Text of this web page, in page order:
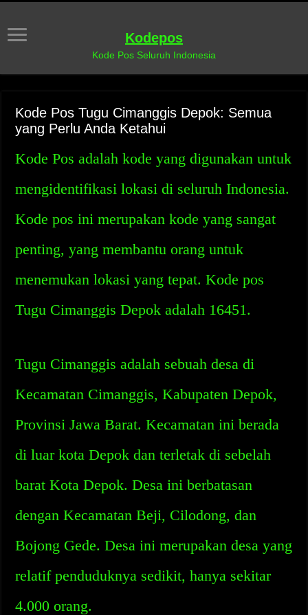
Kodepos
Kode Pos Seluruh Indonesia
Kode Pos Tugu Cimanggis Depok: Semua
yang Perlu Anda Ketahui
Kode Pos adalah kode yang digunakan untuk
mengidentifikasi lokasi di seluruh Indonesia.
Kode pos ini merupakan kode yang sangat
penting, yang membantu orang untuk
menemukan lokasi yang tepat. Kode pos
Tugu Cimanggis Depok adalah 16451.
Tugu Cimanggis adalah sebuah desa di
Kecamatan Cimanggis, Kabupaten Depok,
Provinsi Jawa Barat. Kecamatan ini berada
di luar kota Depok dan terletak di sebelah
barat Kota Depok. Desa ini berbatasan
dengan Kecamatan Beji, Cilodong, dan
Bojong Gede. Desa ini merupakan desa yang
relatif penduduknya sedikit, hanya sekitar
4.000 orang.